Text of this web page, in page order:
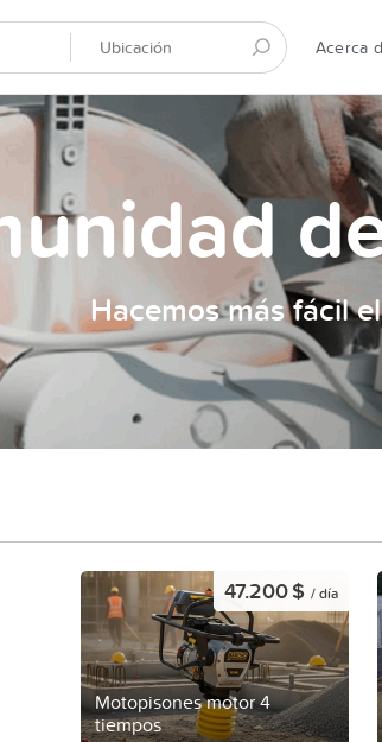
Acerca
Hacemos más fácil
Motopisones motor 4
tiempos
47.200 $ / día